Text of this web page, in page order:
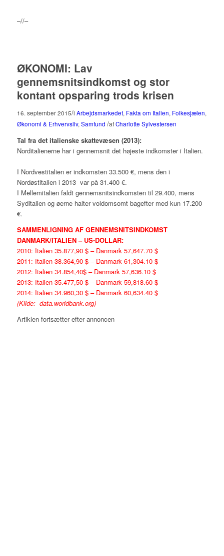
–//–
ØKONOMI: Lav
gennemsnitsindkomst og stor
kontant opsparing trods krisen
16. september 2015/i Arbejdsmarkedet, Fakta om Italien, Folkesjælen,
Økonomi & Erhvervsliv,Samfund /afCharlotte Sylvestersen
Tal fra det italienske skattevæsen (2013):
Norditalienerne har i gennemsnit det højeste indkomster i Italien.
I Nordvestitalien er indkomsten 33.500 €, mens den i
Nordøstitalien i 2013 var på 31.400 €.
I Mellemitalien faldt gennemsnitsindkomsten til 29.400, mens
Syditalien og øerne halter voldomsomt bagefter med kun 17.200
€.
SAMMENLIGNING AF GENNEMSNITSINDKOMST
DANMARK/ITALIEN – US-DOLLAR:
2010: Italien 35.877,90 $ – Danmark 57,647.70 $
2011: Italien 38.364,90 $ – Danmark 61,304.10 $
2012: Italien 34.854,40$ – Danmark 57,636.10 $
2013: Italien 35.477,50 $ – Danmark 59,818.60 $
2014: Italien 34.960,30 $ – Danmark 60,634.40 $
(Kilde: data.worldbank.org)
Artiklen fortsætter efter annoncen